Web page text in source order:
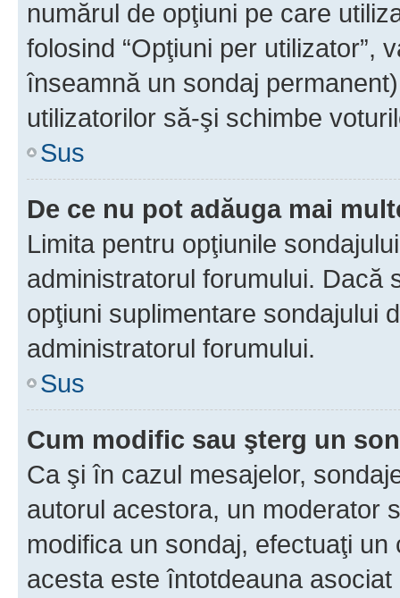
numărul de opţiuni pe care
folosind “Opţiuni per utilizator”,
înseamnă un sondaj
utilizatorilor să-şi schimbe
Sus
De ce nu pot adăuga mai
Limita pentru opţiunile
administratorul forumului. Dacă
opţiuni suplimentare sondajului
administratorul forumului.
Sus
Cum modific sau şterg un
Ca şi în cazul mesajelor,
autorul acestora, un moderator
modifica un sondaj, efectuaţi
acesta este întotdeauna